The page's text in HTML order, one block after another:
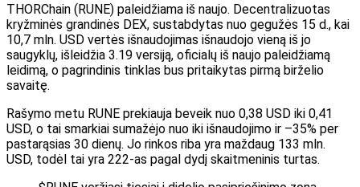
THORChain (RUNE) paleidžiama iš naujo. Decentralizuotas
kryžminės grandinės DEX, sustabdytas nuo gegužės 15 d., kai
10,7 mln. USD vertės išnaudojimas išnaudojo vieną iš jo
saugyklų, išleidžia 3.19 versiją, oficialų iš naujo paleidžiamą
leidimą, o pagrindinis tinklas bus pritaikytas pirmą birželio
savaitę.
Rašymo metu RUNE prekiauja beveik nuo 0,38 USD iki 0,41
USD, o tai smarkiai sumažėjo nuo iki išnaudojimo ir –35% per
pastarąsias 30 dienų. Jo rinkos riba yra maždaug 133 mln.
USD, todėl tai yra 222-as pagal dydį skaitmeninis turtas.